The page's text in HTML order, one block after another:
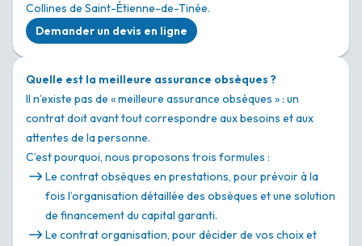
Collines de Saint-Étienne-de-Tinée.
Demander un devis en ligne
Quelle est la meilleure assurance obsèques ?
Il n’existe pas de « meilleure assurance obsèques » : un
contrat doit avant tout correspondre aux besoins et aux
attentes de la personne.
C’est pourquoi, nous proposons trois formules :
Le contrat obsèques en prestations, pour prévoir à la
fois l’organisation détaillée des obsèques et une solution
de financement du capital garanti.
Le contrat organisation, pour décider de vos choix et